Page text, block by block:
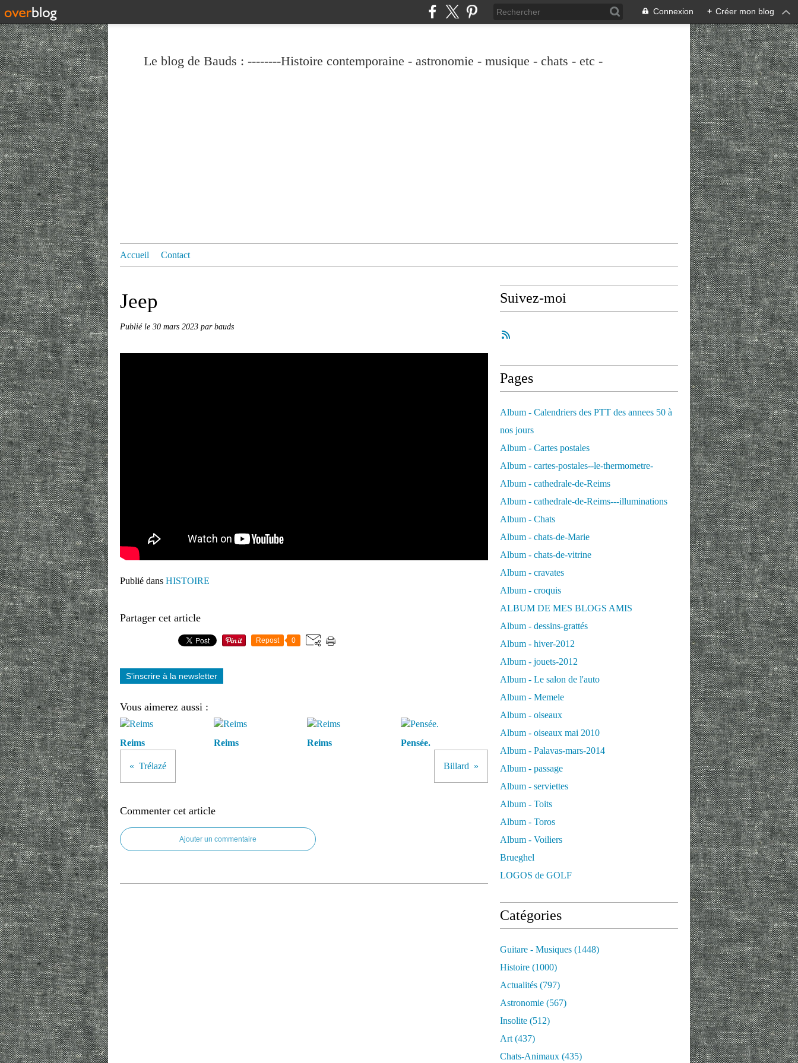
Connexion + Créer mon blog
Le blog de Bauds : --------Histoire contemporaine - astronomie - musique - chats - etc -
Accueil Contact
Jeep
Publié le 30 mars 2023 par bauds
Publié dans HISTOIRE
Partager cet article
Repost 0
S'inscrire à la newsletter
Vous aimerez aussi :
Reims Reims Reims Pensée.
Trélazé Billard
Commenter cet article
Ajouter un commentaire
Suivez-moi
Pages
Album - Calendriers des PTT des annees 50 à
nos jours
Album - Cartes postales
Album - cartes-postales--le-thermometre-
Album - cathedrale-de-Reims
Album - cathedrale-de-Reims---illuminations
Album - Chats
Album - chats-de-Marie
Album - chats-de-vitrine
Album - cravates
Album - croquis
ALBUM DE MES BLOGS AMIS
Album - dessins-grattés
Album - hiver-2012
Album - jouets-2012
Album - Le salon de l'auto
Album - Memele
Album - oiseaux
Album - oiseaux mai 2010
Album - Palavas-mars-2014
Album - passage
Album - serviettes
Album - Toits
Album - Toros
Album - Voiliers
Brueghel
LOGOS de GOLF
Catégories
Guitare - Musiques (1448)
Histoire (1000)
Actualités (797)
Astronomie (567)
Insolite (512)
Art (437)
Chats-Animaux (435)